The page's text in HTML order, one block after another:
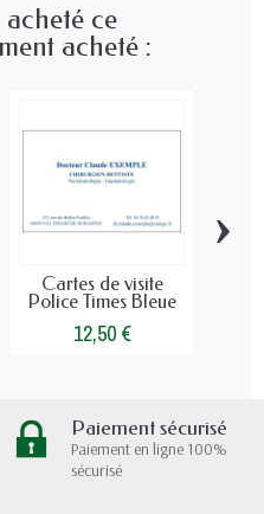
ce
acheté :
Cartes de visite
Police Times Bleue
12,50 €
›
Paiement sécurisé
Paiement en ligne 100%
sécurisé